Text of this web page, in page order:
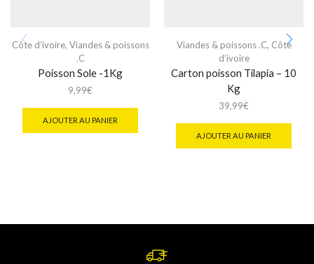
Côte d’ivoire, Viandes & poissons
.C
Poisson Sole -1Kg
9,99€
AJOUTER AU PANIER
Viandes & poissons .C, Côte
d’ivoire
Carton poisson Tilapia – 10
Kg
39,99€
AJOUTER AU PANIER